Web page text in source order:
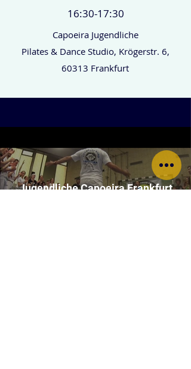
16:30-17:30
Capoeira Jugendliche
Pilates & Dance Studio, Krögerstr. 6,
60313 Frankfurt
Jugendliche Capoeira Frankfurt